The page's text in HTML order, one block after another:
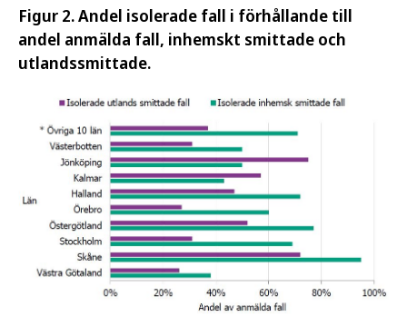
Figur 2. Andel isolerade fall i förhållande till
andel anmälda fall, inhemskt smittade och
utlandssmittade.